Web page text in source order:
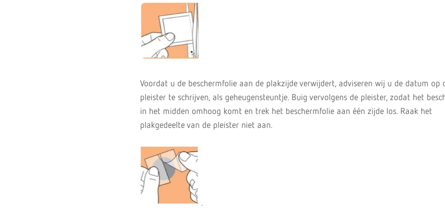
Voordat u de beschermfolie aan de plakzijde verwijdert, adviseren wij u de datum op
pleister te schrijven, als geheugensteuntje. Buig vervolgens de pleister, zodat het
in het midden omhoog komt en trek het beschermfolie aan één zijde los. Raak het
plakgedeelte van de pleister niet aan.
.